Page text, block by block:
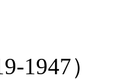
1947）